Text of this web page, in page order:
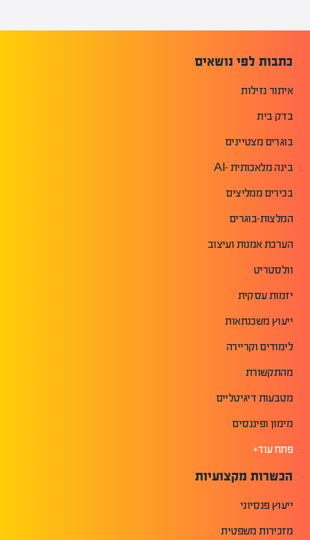
כתבות לפי נושאים
איתור נזילות
בדק בית
בוגרים מצטיינים
בינה מלאכותית -AI
בכירים ממליצים
המלצות-בוגרים
הערכת אמנות ועיצוב
וולסטריט
יזמות עסקית
ייעוץ משכנתאות
לימודים וקריירה
מהתקשורת
מטבעות דיגיטליים
מימון ופיננסים
פתח עוד+
הכשרות מקצועיות
ייעוץ פנסיוני
מזכירות משפטית